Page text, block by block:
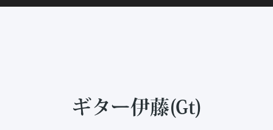
ギター伊藤(Gt)